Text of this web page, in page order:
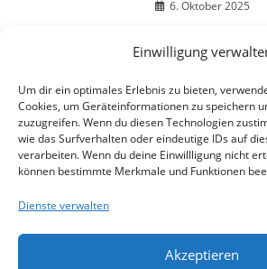
Einwilligung
Um dir ein optimales Erlebnis zu bieten,
Cookies, um Geräteinformationen zu speichern
zuzugreifen. Wenn du diesen Technologien
wie das Surfverhalten oder eindeutige IDs auf
verarbeiten. Wenn du deine Einwillligung nicht
können bestimmte Merkmale und Funktionen
Dienste verwalten
Akzeptieren
6. Oktober 2025
DIESER BEITRAG HAT EINEN
Michael 6. AUGUST 2025 ANTWORTEN
Hier der Bericht zu diesem Artikel:
mit n8n
Rechtschreib- und Grammatikfehler
„was geht“ → „was möglich ist“ –